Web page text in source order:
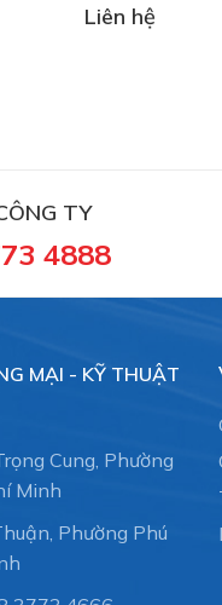
Liên hệ
TY
4888
MẠI - KỸ THUẬT
Cung, Phường
Minh
Phường Phú